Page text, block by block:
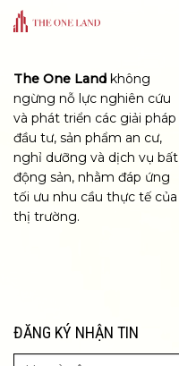
The One Land không
ngừng nỗ lực nghiên cứu
và phát triển các giải pháp
đầu tư, sản phẩm an cư,
nghỉ dưỡng và dịch vụ bất
động sản, nhằm đáp ứng
tối ưu nhu cầu thực tế của
thị trường.
ĐĂNG KÝ NHẬN TIN